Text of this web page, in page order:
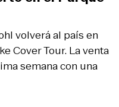
volverá al país en
Cover Tour. La venta
semana con una